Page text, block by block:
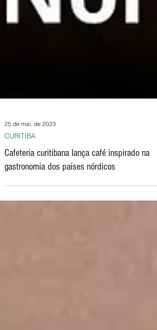
CURITIBA
Cafeteria curitibana lança café inspirado na
gastronomia dos países nórdicos